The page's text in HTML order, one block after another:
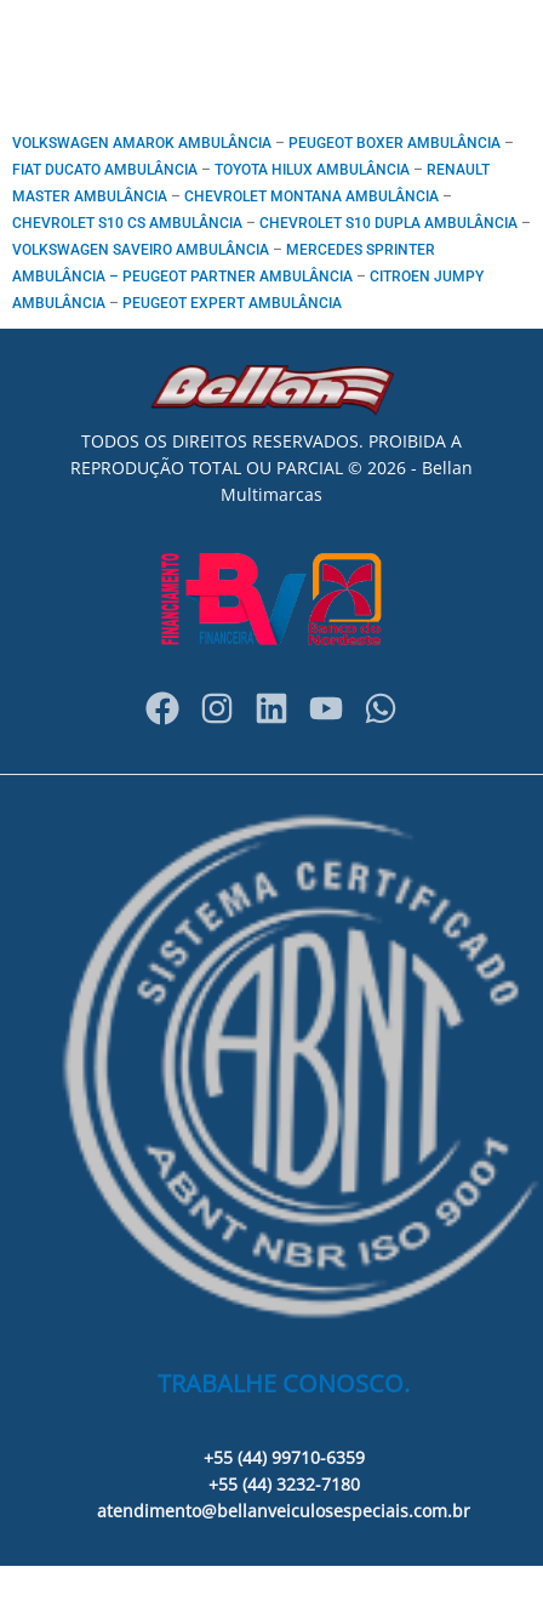
VOLKSWAGEN AMAROK AMBULÂNCIA – PEUGEOT BOXER AMBULÂNCIA –
FIAT DUCATO AMBULÂNCIA – TOYOTA HILUX AMBULÂNCIA – RENAULT
MASTER AMBULÂNCIA – CHEVROLET MONTANA AMBULÂNCIA –
CHEVROLET S10 CS AMBULÂNCIA – CHEVROLET S10 DUPLA AMBULÂNCIA –
VOLKSWAGEN SAVEIRO AMBULÂNCIA – MERCEDES SPRINTER
AMBULÂNCIA – PEUGEOT PARTNER AMBULÂNCIA – CITROEN JUMPY
AMBULÂNCIA – PEUGEOT EXPERT AMBULÂNCIA
TODOS OS DIREITOS RESERVADOS. PROIBIDA A
REPRODUÇÃO TOTAL OU PARCIAL © 2026 - Bellan
Multimarcas
TRABALHE CONOSCO.
+55 (44) 99710-6359
+55 (44) 3232-7180
atendimento@bellanveiculosespeciais.com.br